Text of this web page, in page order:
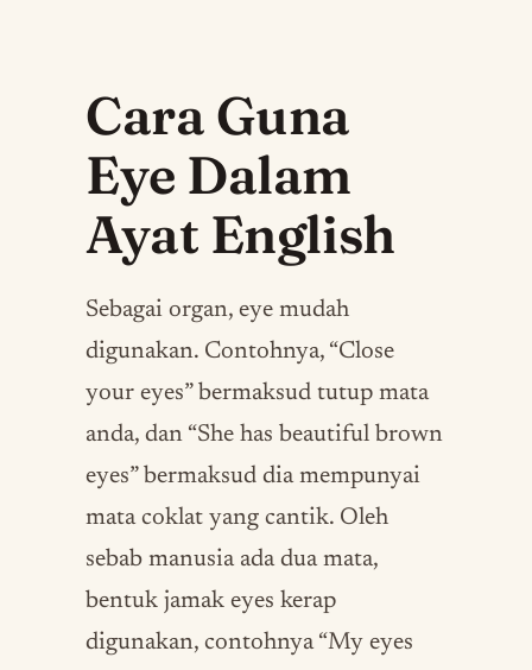
Cara Guna
Eye Dalam
Ayat English
Sebagai organ, eye mudah
digunakan. Contohnya, “Close
your eyes” bermaksud tutup mata
anda, dan “She has beautiful brown
eyes” bermaksud dia mempunyai
mata coklat yang cantik. Oleh
sebab manusia ada dua mata,
bentuk jamak eyes kerap
digunakan, contohnya “My eyes